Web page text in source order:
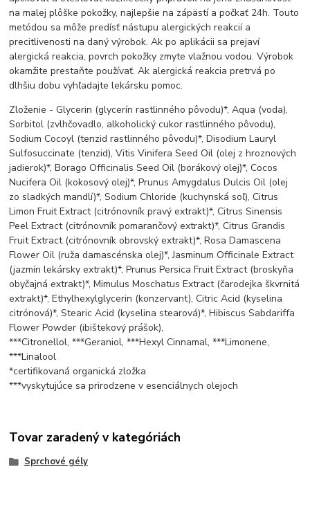
na malej plôške pokožky, najlepšie na zápästí a počkať 24h. Touto
metódou sa môže predísť nástupu alergických reakcií a
precitlivenosti na daný výrobok. Ak po aplikácii sa prejaví
alergická reakcia, povrch pokožky zmyte vlažnou vodou. Výrobok
okamžite prestaňte používať. Ak alergická reakcia pretrvá po
dlhšiu dobu vyhľadajte lekársku pomoc.
Zloženie - Glycerin (glycerín rastlinného pôvodu)*, Aqua (voda),
Sorbitol (zvlhčovadlo, alkoholický cukor rastlinného pôvodu),
Sodium Cocoyl (tenzid rastlinného pôvodu)*, Disodium Lauryl
Sulfosuccinate (tenzid), Vitis Vinifera Seed Oil (olej z hroznových
jadierok)*, Borago Officinalis Seed Oil (borákový olej)*, Cocos
Nucifera Oil (kokosový olej)*, Prunus Amygdalus Dulcis Oil (olej
zo sladkých mandlí)*, Sodium Chloride (kuchynská soľ), Citrus
Limon Fruit Extract (citrónovník pravý extrakt)*, Citrus Sinensis
Peel Extract (citrónovník pomarančový extrakt)*, Citrus Grandis
Fruit Extract (citrónovník obrovský extrakt)*, Rosa Damascena
Flower Oil (ruža damascénska olej)*, Jasminum Officinale Extract
(jazmín lekársky extrakt)*, Prunus Persica Fruit Extract (broskyňa
obyčajná extrakt)*, Mimulus Moschatus Extract (čarodejka škvrnitá
extrakt)*, Ethylhexylglycerin (konzervant), Citric Acid (kyselina
citrónová)*, Stearic Acid (kyselina stearová)*, Hibiscus Sabdariffa
Flower Powder (ibištekový prášok),
***Citronellol, ***Geraniol, ***Hexyl Cinnamal, ***Limonene,
***Linalool
*certifikovaná organická zložka
***vyskytujúce sa prirodzene v esenciálnych olejoch
Tovar zaradený v kategóriách
Sprchové gély